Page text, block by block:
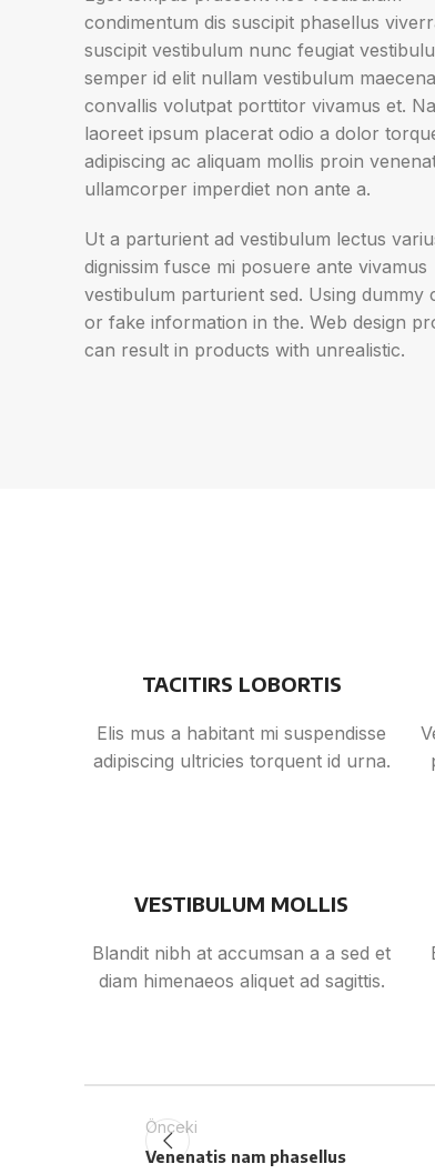
condimentum dis suscipit phasellus
suscipit vestibulum nunc feugiat
semper id elit nullam vestibulum
convallis volutpat porttitor vivamus et.
laoreet ipsum placerat odio a dolor
adipiscing ac aliquam mollis proin
ullamcorper imperdiet non ante a.
Ut a parturient ad vestibulum lectus
dignissim fusce mi posuere ante vivamus
vestibulum parturient sed. Using dummy
or fake information in the. Web design
can result in products with unrealistic.
TACITIRS LOBORTIS
Elis mus a habitant mi suspendisse
adipiscing ultricies torquent id urna.
VESTIBULUM MOLLIS
Blandit nibh at accumsan a a sed et
diam himenaeos aliquet ad sagittis.
Önceki
Venenatis nam phasellus